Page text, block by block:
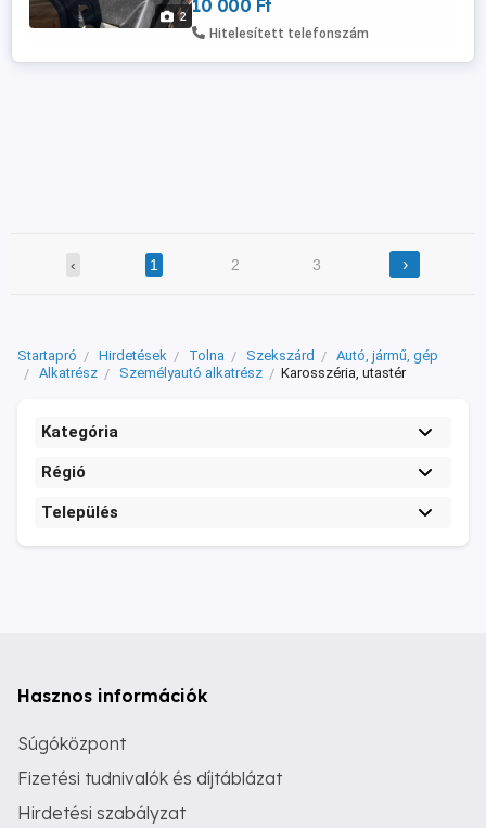
2 10 000 Ft
Hitelesített telefonszám
‹ 1 2 3 ›
Startapró Hirdetések Tolna Szekszárd
Autó, jármű, gép
Alkatrész
Személyautó alkatrész Karosszéria, utastér
Kategória
Régió
Település
Hasznos információk
Súgóközpont
Fizetési tudnivalók és díjtáblázat
Hirdetési szabályzat